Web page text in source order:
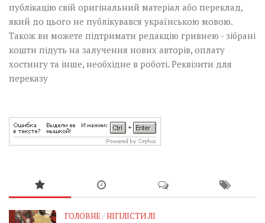
публікацію свій оригінальний матеріал або переклад,
який до цього не публікувався українською мовою.
Також ви можете підтримати редакцію гривнею - зібрані
кошти підуть на залучення нових авторів, оплату
хостингу та інше, необхідне в роботі. Реквізити для
переказу
ГОЛОВНЕ/НІГІЛІСТИ ЛІ